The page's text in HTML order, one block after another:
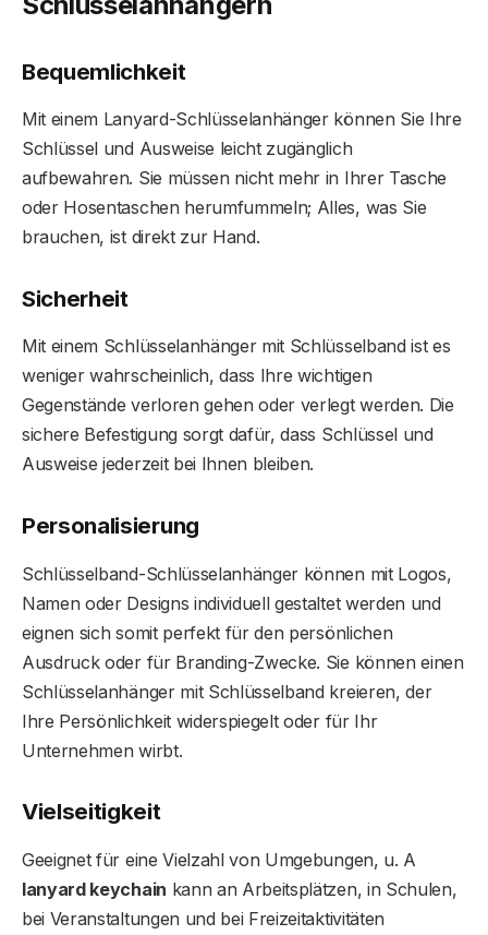
Bequemlichkeit
Mit einem Lanyard-Schlüsselanhänger können Sie Ihre
Schlüssel und Ausweise leicht zugänglich
aufbewahren. Sie müssen nicht mehr in Ihrer Tasche
oder Hosentaschen herumfummeln; Alles, was Sie
brauchen, ist direkt zur Hand.
Sicherheit
Mit einem Schlüsselanhänger mit Schlüsselband ist es
weniger wahrscheinlich, dass Ihre wichtigen
Gegenstände verloren gehen oder verlegt werden. Die
sichere Befestigung sorgt dafür, dass Schlüssel und
Ausweise jederzeit bei Ihnen bleiben.
Personalisierung
Schlüsselband-Schlüsselanhänger können mit Logos,
Namen oder Designs individuell gestaltet werden und
eignen sich somit perfekt für den persönlichen
Ausdruck oder für Branding-Zwecke. Sie können einen
Schlüsselanhänger mit Schlüsselband kreieren, der
Ihre Persönlichkeit widerspiegelt oder für Ihr
Unternehmen wirbt.
Vielseitigkeit
Geeignet für eine Vielzahl von Umgebungen, u. A
lanyard keychain kann an Arbeitsplätzen, in Schulen,
bei Veranstaltungen und bei Freizeitaktivitäten